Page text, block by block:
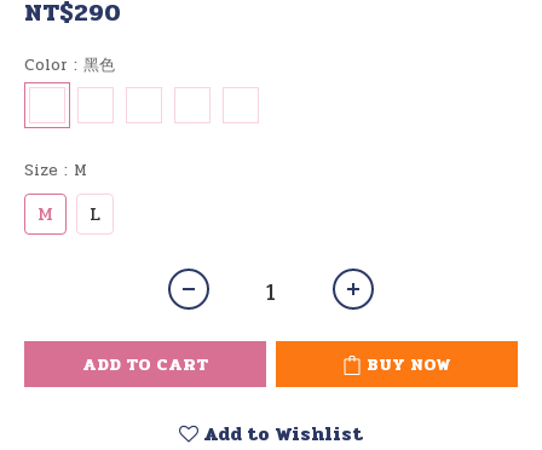
NT$290
Color : 黑色
Size : M
M L
ADD TO CART BUY NOW
Add to Wishlist